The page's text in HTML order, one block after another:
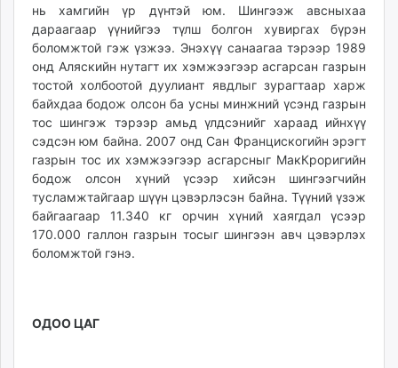
нь хамгийн үр дүнтэй юм. Шингээж авсныхаа
дараагаар үүнийгээ түлш болгон хувиргах бүрэн
боломжтой гэж үзжээ. Энэхүү санаагаа тэрээр 1989
онд Аляскийн нутагт их хэмжээгээр асгарсан газрын
тостой холбоотой дуулиант явдлыг зурагтаар харж
байхдаа бодож олсон ба усны минжний үсэнд газрын
тос шингэж тэрээр амьд үлдсэнийг хараад ийнхүү
сэдсэн юм байна. 2007 онд Сан Францискогийн эрэгт
газрын тос их хэмжээгээр асгарсныг МакКроригийн
бодож олсон хүний үсээр хийсэн шингээгчийн
тусламжтайгаар шүүн цэвэрлэсэн байна. Түүний үзэж
байгаагаар 11.340 кг орчин хүний хаягдал үсээр
170.000 галлон газрын тосыг шингээн авч цэвэрлэх
боломжтой гэнэ.
ОДОО ЦАГ